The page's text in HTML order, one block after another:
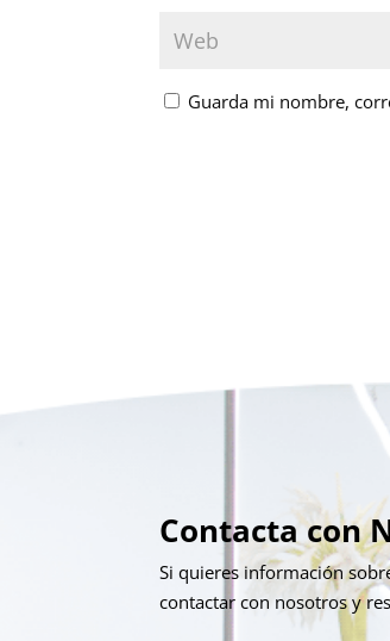
Guarda mi nombre,
Contacta con
Si quieres información
contactar con nosotros y